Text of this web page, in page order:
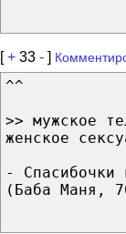
[+ 33 - ]
^^
>> мужское
женское
- Спасибочки
(Баба Маня,